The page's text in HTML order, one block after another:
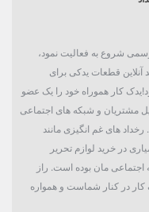
کار در سال 1393 بصورت رسمی شروع به فعالیت نمود،
قطعات یدکی برای
کار هموراه خود را یک عضو
مشتریان و شبکه های اجتماعی
های غم انگیزی مانند
در خرید لوازم تحریر
مان بوده است. راز
در کنار شماست و همواره